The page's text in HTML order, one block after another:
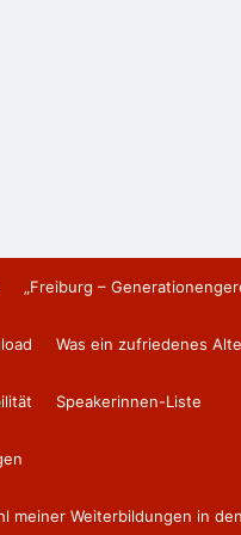
„Freiburg –
Was ein zufriedenes
Speakerinnen-Liste
meiner Weiterbildungen in